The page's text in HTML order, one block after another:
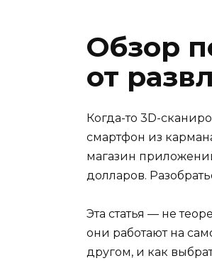
Обзор
от
Когда-то 3D-
смартфон из
магазин
долларов.
Эта статья — не
они работают на
другом, и как